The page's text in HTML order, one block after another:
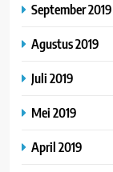
September 2019
Agustus 2019
Juli 2019
Mei 2019
April 2019